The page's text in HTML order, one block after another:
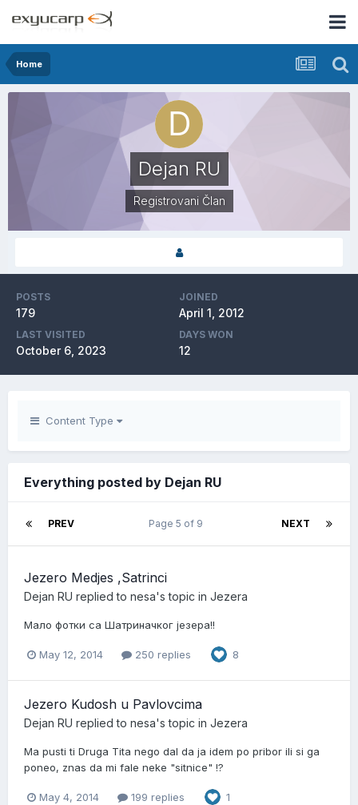
Home
Dejan RU
Registrovani Član
POSTS
179
JOINED
April 1, 2012
LAST VISITED
October 6, 2023
DAYS WON
12
Content Type
Everything posted by Dejan RU
PREV NEXT
Page 5 of 9
Jezero Medjes ,Satrinci
Dejan RU replied to nesa's topic in Jezera
Мало фотки са Шатриначког језера!!
May 12, 2014 250 replies 8
Jezero Kudosh u Pavlovcima
Dejan RU replied to nesa's topic in Jezera
Ma pusti ti Druga Tita nego dal da ja idem po pribor ili si ga
poneo, znas da mi fale neke "sitnice" !?
May 4, 2014 199 replies 1